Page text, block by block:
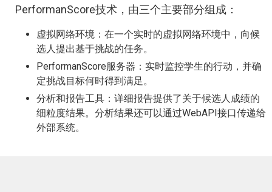
PerformanScore技术，由三个主要部分组成：
虚拟网络环境：在一个实时的虚拟网络环境中，向候
选人提出基于挑战的任务。
PerformanScore服务器：实时监控学生的行动，并确
定挑战目标何时得到满足。
分析和报告工具：详细报告提供了关于候选人成绩的
细粒度结果。分析结果还可以通过WebAPI接口传递给
外部系统。